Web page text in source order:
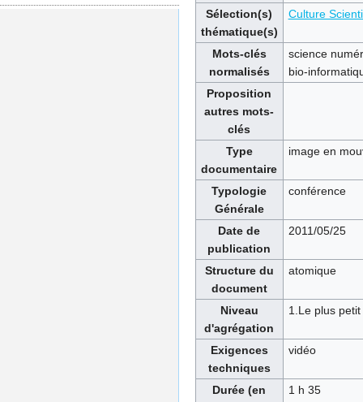
Sélection(s)
thématique(s)
Culture
Mots-clés
normalisés
science
bio-
Proposition
autres mots-
clés
Type
documentaire
image en
Typologie
Générale
conférence
Date de
publication
2011/05/25
Structure du
document
atomique
Niveau
d'agrégation
1.Le plus
Exigences
techniques
vidéo
Durée (en
1 h 35